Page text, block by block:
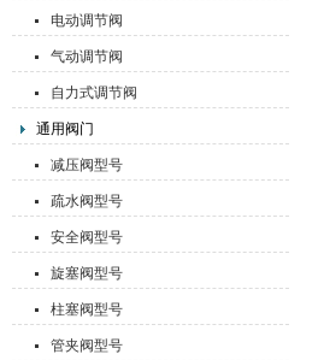
电动调节阀
气动调节阀
自力式调节阀
通用阀门
减压阀型号
疏水阀型号
安全阀型号
旋塞阀型号
柱塞阀型号
管夹阀型号